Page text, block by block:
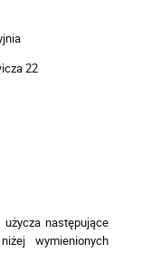
22
użycza następujące
wymienionych